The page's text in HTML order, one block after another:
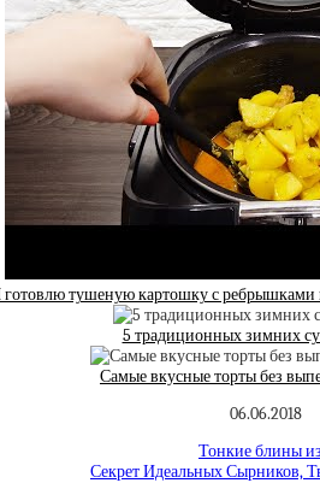
тушеную картошку с ребрышками
5 традиционных зимних
Самые вкусные торты без
06.06.2018
Тонкие блины
Секрет Идеальных Сырников,